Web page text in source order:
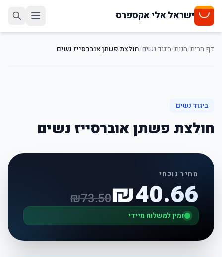
ישראל אלי אקספרס
דף הבית/חנות/ביגוד נשים/חולצת פשתן אוברסייז נשים
ביגוד נשים
חולצת פשתן אוברסייז נשים
מחיר נוכחי
₪40.66
₪73.50
זמין למשלוח מיידי